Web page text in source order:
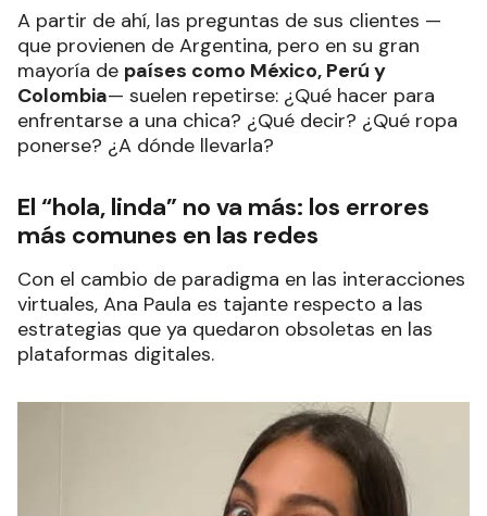
A partir de ahí, las preguntas de sus clientes —
que provienen de Argentina, pero en su gran
mayoría de países como México, Perú y
Colombia— suelen repetirse: ¿Qué hacer para
enfrentarse a una chica? ¿Qué decir? ¿Qué ropa
ponerse? ¿A dónde llevarla?
El “hola, linda” no va más: los errores
más comunes en las redes
Con el cambio de paradigma en las interacciones
virtuales, Ana Paula es tajante respecto a las
estrategias que ya quedaron obsoletas en las
plataformas digitales.